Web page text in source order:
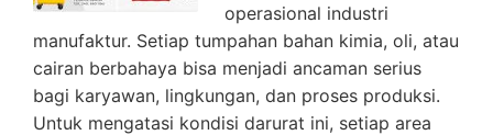
operasional industri
manufaktur. Setiap tumpahan bahan kimia, oli, atau
cairan berbahaya bisa menjadi ancaman serius
bagi karyawan, lingkungan, dan proses produksi.
Untuk mengatasi kondisi darurat ini, setiap area